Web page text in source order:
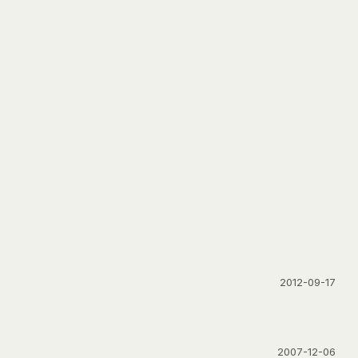
2012-09-17
2007-12-06